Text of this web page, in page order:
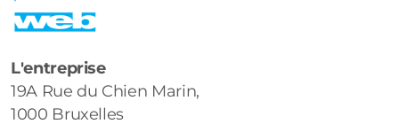
L'entreprise
19A Rue du Chien Marin,
1000 Bruxelles